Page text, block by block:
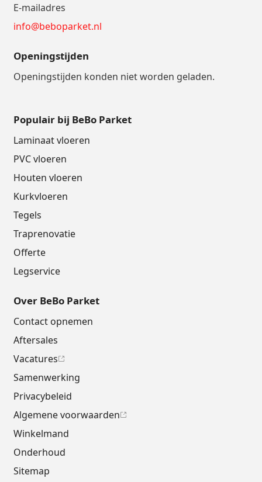
E-mailadres
info@beboparket.nl
Openingstijden
Openingstijden konden niet worden geladen.
Populair bij BeBo Parket
Laminaat vloeren
PVC vloeren
Houten vloeren
Kurkvloeren
Tegels
Traprenovatie
Offerte
Legservice
Over BeBo Parket
Contact opnemen
Aftersales
Vacatures
Samenwerking
Privacybeleid
Algemene voorwaarden
Winkelmand
Onderhoud
Sitemap